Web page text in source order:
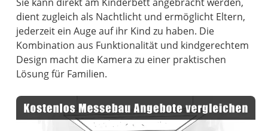
dient zugleich als Nachtlicht und ermöglicht Eltern,
jederzeit ein Auge auf ihr Kind zu haben. Die
Kombination aus Funktionalität und kindgerechtem
Design macht die Kamera zu einer praktischen
Lösung für Familien.